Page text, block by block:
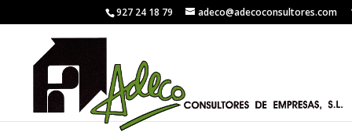
927 24 18 79 adeco@adecoconsultores.com